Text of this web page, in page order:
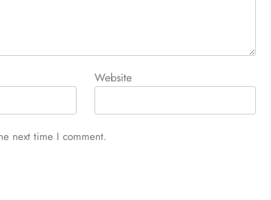
Website
next time I comment.